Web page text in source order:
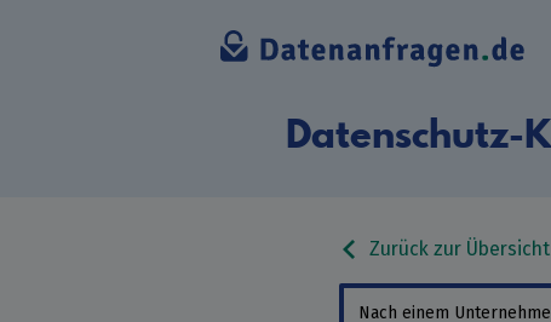
Datenschutz-
Zurück zur Übersicht